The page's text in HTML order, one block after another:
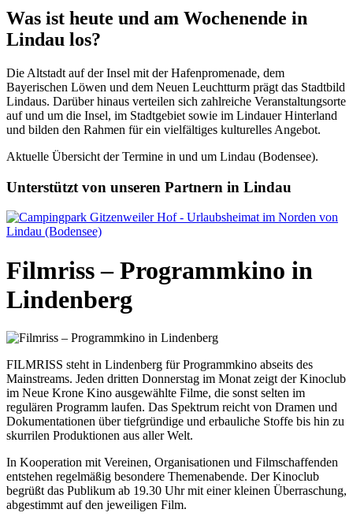
Was ist heute und am Wochenende in
Lindau los?
Die Altstadt auf der Insel mit der Hafenpromenade, dem
Bayerischen Löwen und dem Neuen Leuchtturm prägt das Stadtbild
Lindaus. Darüber hinaus verteilen sich zahlreiche Veranstaltungsorte
auf und um die Insel, im Stadtgebiet sowie im Lindauer Hinterland
und bilden den Rahmen für ein vielfältiges kulturelles Angebot.
Aktuelle Übersicht der Termine in und um Lindau (Bodensee).
Unterstützt von unseren Partnern in Lindau
Filmriss – Programmkino in
Lindenberg
FILMRISS steht in Lindenberg für Programmkino abseits des
Mainstreams. Jeden dritten Donnerstag im Monat zeigt der Kinoclub
im Neue Krone Kino ausgewählte Filme, die sonst selten im
regulären Programm laufen. Das Spektrum reicht von Dramen und
Dokumentationen über tiefgründige und erbauliche Stoffe bis hin zu
skurrilen Produktionen aus aller Welt.
In Kooperation mit Vereinen, Organisationen und Filmschaffenden
entstehen regelmäßig besondere Themenabende. Der Kinoclub
begrüßt das Publikum ab 19.30 Uhr mit einer kleinen Überraschung,
abgestimmt auf den jeweiligen Film.